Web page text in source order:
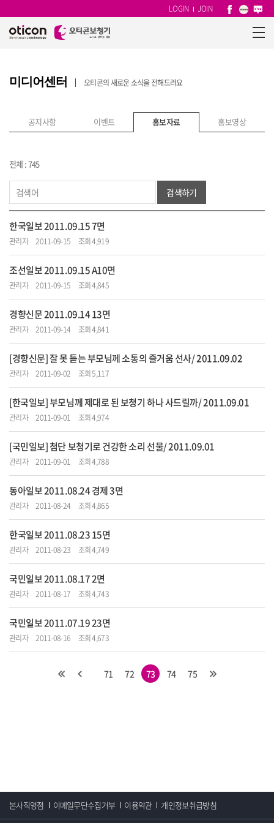
LOGIN JOIN
미디어센터 오티콘의 새로운 소식을 전해드려요
공지사항 이벤트 홍보자료 홍보영상
전체 : 745
검색하기
한국일보 2011.09.15 7면
관리자 2011-09-15 조회 4,919
조선일보 2011.09.15 A10면
관리자 2011-09-15 조회 4,845
경향신문 2011.09.14 13면
관리자 2011-09-14 조회 4,841
[경향신문] 잘 못 듣는 부모님께 소통의 즐거움 선사/ 2011.09.02
관리자 2011-09-02 조회 5,117
[한국일보] 부모님께 제대로 된 보청기 하나 사드릴까/ 2011.09.01
관리자 2011-09-01 조회 4,974
[국민일보] 첨단 보청기로 건강한 소리 선물/ 2011.09.01
관리자 2011-09-01 조회 4,788
동아일보 2011.08.24 경제 3면
관리자 2011-08-24 조회 4,865
한국일보 2011.08.23 15면
관리자 2011-08-23 조회 4,749
국민일보 2011.08.17 2면
관리자 2011-08-17 조회 4,743
국민일보 2011.07.19 23면
관리자 2011-08-16 조회 4,673
71 72 73 74 75
본사직영점 이메일무단수집거부 이용약관 개인정보취급방침